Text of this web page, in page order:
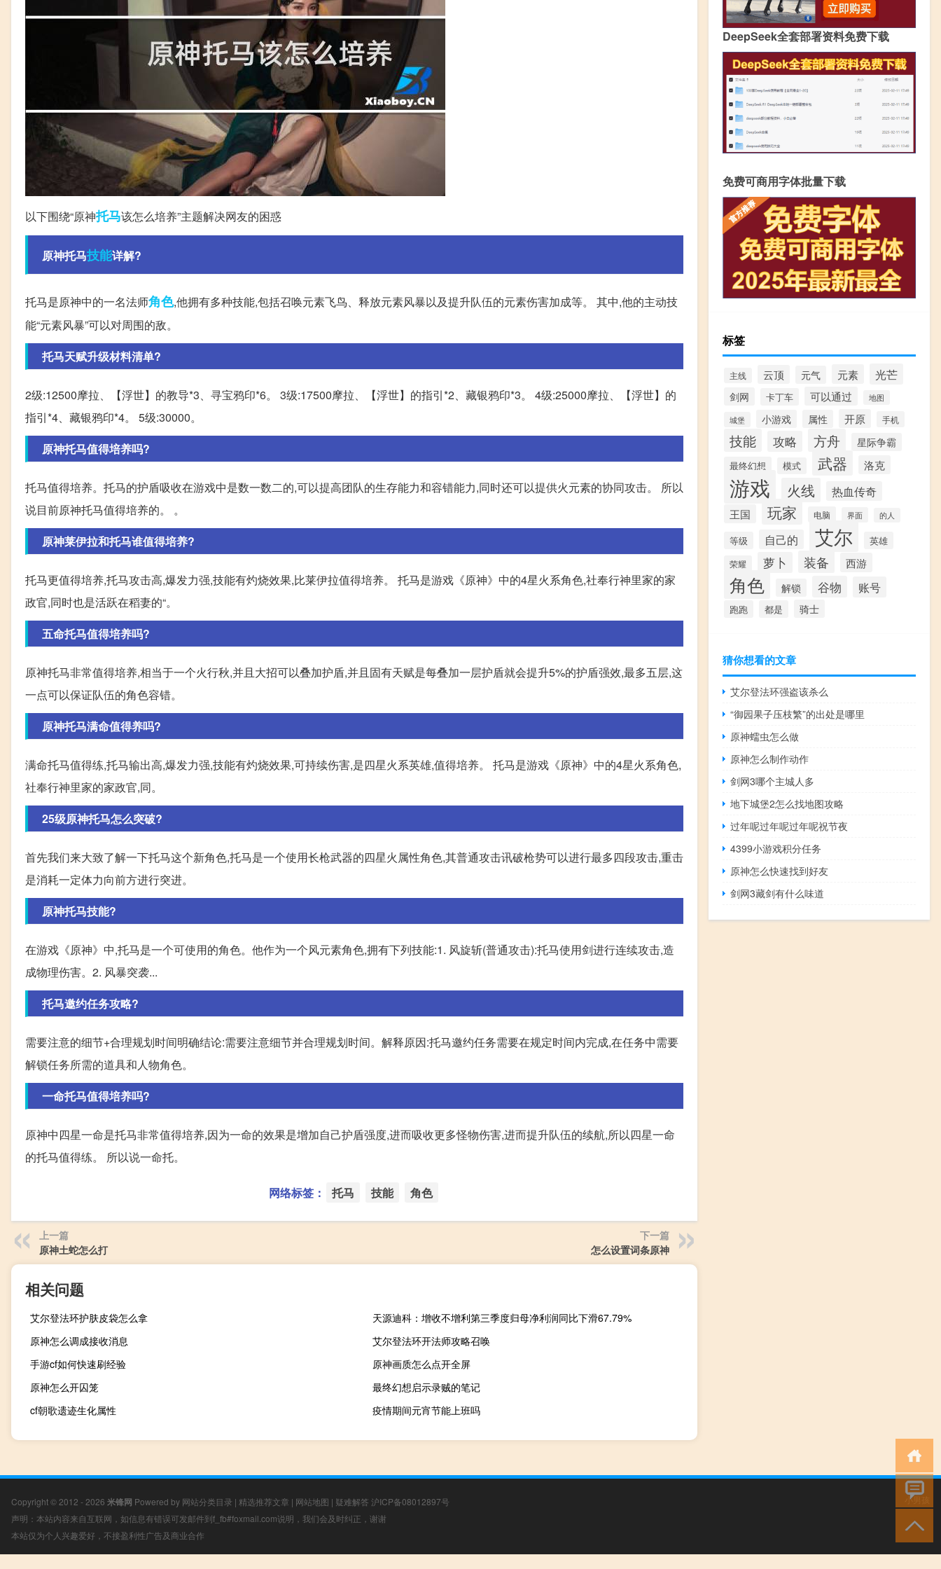
以下围绕“原神托马该怎么培养”主题解决网友的困惑
原神托马技能详解?
托马是原神中的一名法师角色,他拥有多种技能,包括召唤元素飞鸟、释放元素风暴以及提升队伍的元素伤害加成等。 其中,他的主动技
能“元素风暴”可以对周围的敌。
托马天赋升级材料清单?
2级:12500摩拉、【浮世】的教导*3、寻宝鸦印*6。 3级:17500摩拉、【浮世】的指引*2、藏银鸦印*3。 4级:25000摩拉、【浮世】的
指引*4、藏银鸦印*4。 5级:30000。
原神托马值得培养吗?
托马值得培养。托马的护盾吸收在游戏中是数一数二的,可以提高团队的生存能力和容错能力,同时还可以提供火元素的协同攻击。 所以
说目前原神托马值得培养的。 。
原神莱伊拉和托马谁值得培养?
托马更值得培养,托马攻击高,爆发力强,技能有灼烧效果,比莱伊拉值得培养。 托马是游戏《原神》中的4星火系角色,社奉行神里家的家
政官,同时也是活跃在稻妻的“。
五命托马值得培养吗?
原神托马非常值得培养,相当于一个火行秋,并且大招可以叠加护盾,并且固有天赋是每叠加一层护盾就会提升5%的护盾强效,最多五层,这
一点可以保证队伍的角色容错。
原神托马满命值得养吗?
满命托马值得练,托马输出高,爆发力强,技能有灼烧效果,可持续伤害,是四星火系英雄,值得培养。 托马是游戏《原神》中的4星火系角色,
社奉行神里家的家政官,同。
25级原神托马怎么突破?
首先我们来大致了解一下托马这个新角色,托马是一个使用长枪武器的四星火属性角色,其普通攻击讯破枪势可以进行最多四段攻击,重击
是消耗一定体力向前方进行突进。
原神托马技能?
在游戏《原神》中,托马是一个可使用的角色。他作为一个风元素角色,拥有下列技能:1. 风旋斩(普通攻击):托马使用剑进行连续攻击,造
成物理伤害。2. 风暴突袭...
托马邀约任务攻略?
需要注意的细节+合理规划时间明确结论:需要注意细节并合理规划时间。解释原因:托马邀约任务需要在规定时间内完成,在任务中需要
解锁任务所需的道具和人物角色。
一命托马值得培养吗?
原神中四星一命是托马非常值得培养,因为一命的效果是增加自己护盾强度,进而吸收更多怪物伤害,进而提升队伍的续航,所以四星一命
的托马值得练。 所以说一命托。
网络标签： 托马 技能 角色
上一篇
原神土蛇怎么打
下一篇
怎么设置词条原神
相关问题
艾尔登法环护肤皮袋怎么拿
天源迪科：增收不增利第三季度归母净利润同比下滑67.79%
原神怎么调成接收消息
艾尔登法环开法师攻略召唤
手游cf如何快速刷经验
原神画质怎么点开全屏
原神怎么开囚笼
最终幻想启示录贼的笔记
cf朝歌遗迹生化属性
疫情期间元宵节能上班吗
DeepSeek全套部署资料免费下载
免费可商用字体批量下载
标签
主线 云顶 元气 元素 光芒
剑网 卡丁车 可以通过 地图
城堡 小游戏 属性 开原 手机
技能 攻略 方舟 星际争霸
最终幻想 模式 武器 洛克
游戏 火线 热血传奇
王国 玩家 电脑 界面 的人
等级 自己的 艾尔 英雄
荣耀 萝卜 装备 西游
角色 解锁 谷物 账号
跑跑 都是 骑士
猜你想看的文章
艾尔登法环强盗该杀么
“御园果子压枝繁”的出处是哪里
原神蠕虫怎么做
原神怎么制作动作
剑网3哪个主城人多
地下城堡2怎么找地图攻略
过年呢过年呢过年呢祝节夜
4399小游戏积分任务
原神怎么快速找到好友
剑网3藏剑有什么味道
Copyright © 2012 - 2026 米锋网 Powered by 网站分类目录 | 精选推荐文章 | 网站地图 | 疑难解答 沪ICP备08012897号
声明：本站内容来自互联网，如信息有错误可发邮件到f_fb#foxmail.com说明，我们会及时纠正，谢谢
本站仅为个人兴趣爱好，不接盈利性广告及商业合作
小男孩